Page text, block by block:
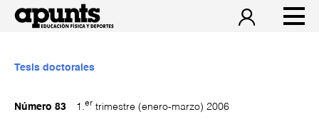
Tesis doctorales
Número 83 1. er trimestre (enero-marzo) 2006